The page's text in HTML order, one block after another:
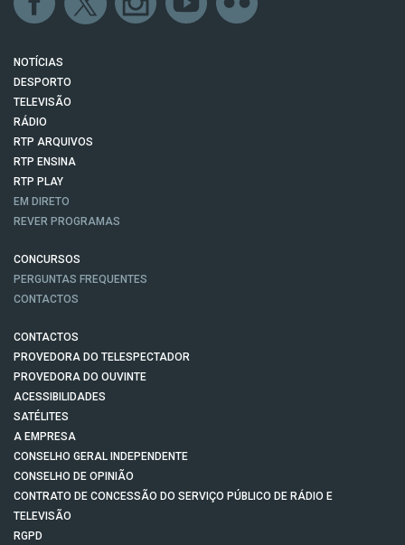
NOTÍCIAS
DESPORTO
TELEVISÃO
RÁDIO
RTP ARQUIVOS
RTP ENSINA
RTP PLAY
EM DIRETO
REVER PROGRAMAS
CONCURSOS
PERGUNTAS FREQUENTES
CONTACTOS
CONTACTOS
PROVEDORA DO TELESPECTADOR
PROVEDORA DO OUVINTE
ACESSIBILIDADES
SATÉLITES
A EMPRESA
CONSELHO GERAL INDEPENDENTE
CONSELHO DE OPINIÃO
CONTRATO DE CONCESSÃO DO SERVIÇO PÚBLICO DE RÁDIO E
TELEVISÃO
RGPD